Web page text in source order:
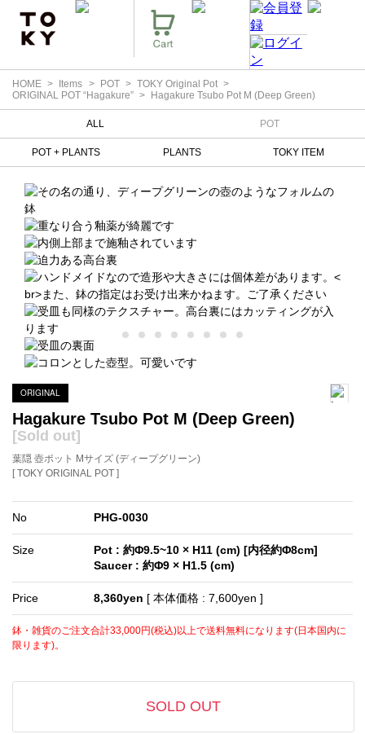
HOME Items POT
TOKY Original Pot
ORIGINAL POT “Hagakure”
Hagakure Tsubo Pot M (Deep Green)
ALL POT
POT + PLANTS PLANTS TOKY ITEM
ORIGINAL
Hagakure Tsubo Pot M (Deep Green)
[Sold out]
葉隠 壺ポット Mサイズ (ディープグリーン)
[ TOKY ORIGINAL POT ]
No PHG-0030
Size
Pot : 約Φ9.5~10 × H11 (cm) [内径約Φ8cm]
Saucer : 約Φ9 × H1.5 (cm)
Price 8,360yen [ 本体価格 : 7,600yen ]
鉢・雑貨のご注文合計33,000円(税込)以上で送料無料になります(日本国内に
限ります)。
SOLD OUT